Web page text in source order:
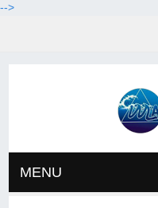
-->
MENU